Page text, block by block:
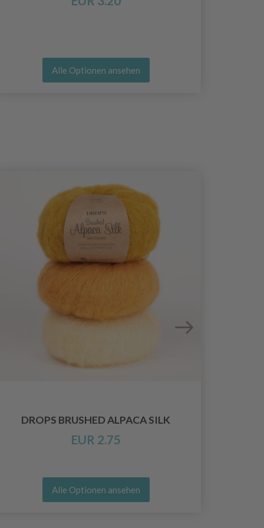
Alle Optionen ansehen
DROPS BRUSHED ALPACA SILK
EUR 2.75
Alle Optionen ansehen